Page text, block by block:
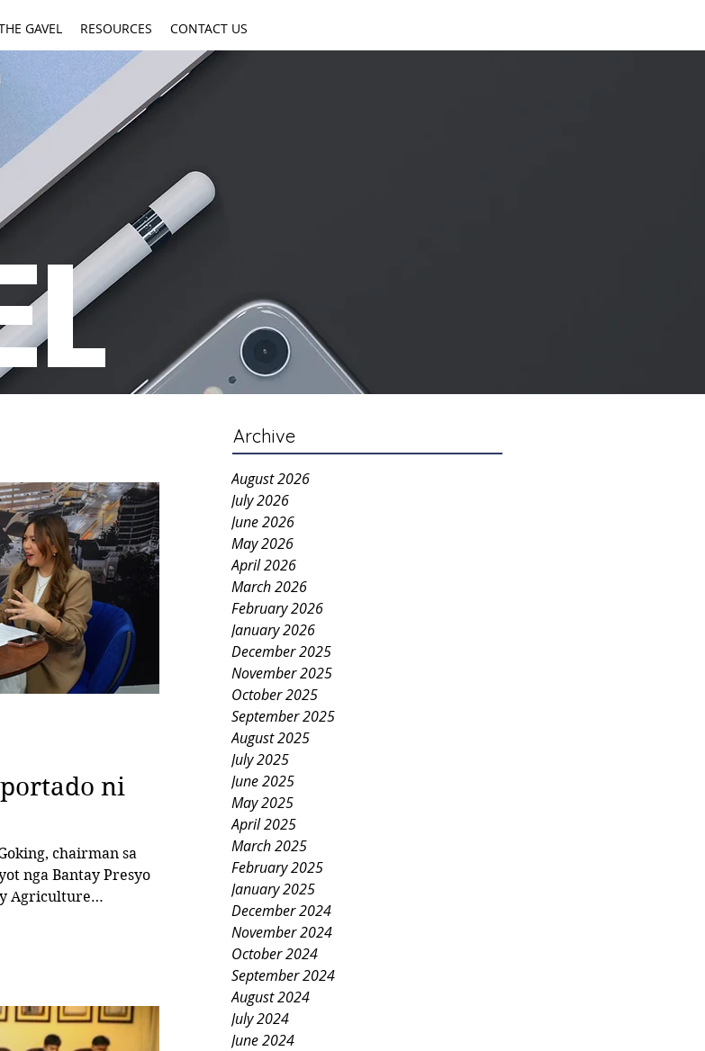
GAVEL RESOURCES CONTACT US
ni
chairman sa
nga Bantay Presyo
Agriculture
Archive
August 2026
July 2026
June 2026
May 2026
April 2026
March 2026
February 2026
January 2026
December 2025
November 2025
October 2025
September 2025
August 2025
July 2025
June 2025
May 2025
April 2025
March 2025
February 2025
January 2025
December 2024
November 2024
October 2024
September 2024
August 2024
July 2024
June 2024